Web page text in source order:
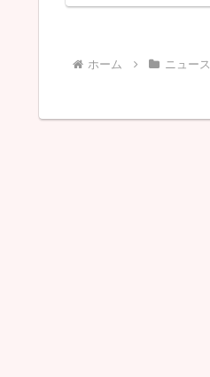
ホーム ニュース